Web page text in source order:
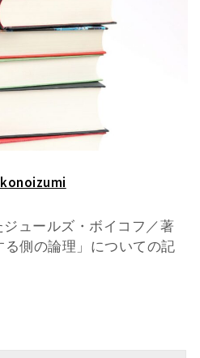
ジュールズ・ボイコフ／著
側の論理」についての記